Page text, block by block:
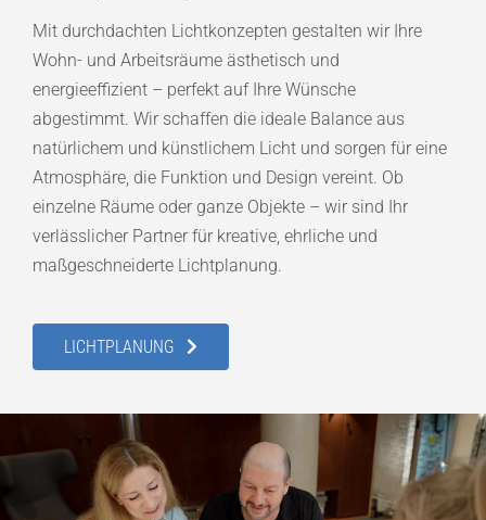
Mit durchdachten Lichtkonzepten gestalten wir Ihre
Wohn- und Arbeitsräume ästhetisch und
energieeffizient – perfekt auf Ihre Wünsche
abgestimmt. Wir schaffen die ideale Balance aus
natürlichem und künstlichem Licht und sorgen für eine
Atmosphäre, die Funktion und Design vereint. Ob
einzelne Räume oder ganze Objekte – wir sind Ihr
verlässlicher Partner für kreative, ehrliche und
maßgeschneiderte Lichtplanung.
LICHTPLANUNG